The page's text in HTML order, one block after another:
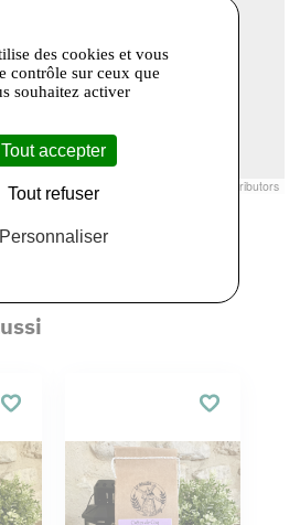
France | © contributors
des cookies et vous
contrôle sur ceux que
souhaitez activer
Tout accepter
Tout refuser
Personnaliser